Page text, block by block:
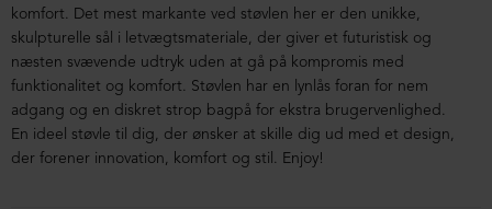
komfort. Det mest markante ved støvlen her er den unikke,
skulpturelle sål i letvægtsmateriale, der giver et futuristisk og
næsten svævende udtryk uden at gå på kompromis med
funktionalitet og komfort. Støvlen har en lynlås foran for nem
adgang og en diskret strop bagpå for ekstra brugervenlighed.
En ideel støvle til dig, der ønsker at skille dig ud med et design,
der forener innovation, komfort og stil. Enjoy!